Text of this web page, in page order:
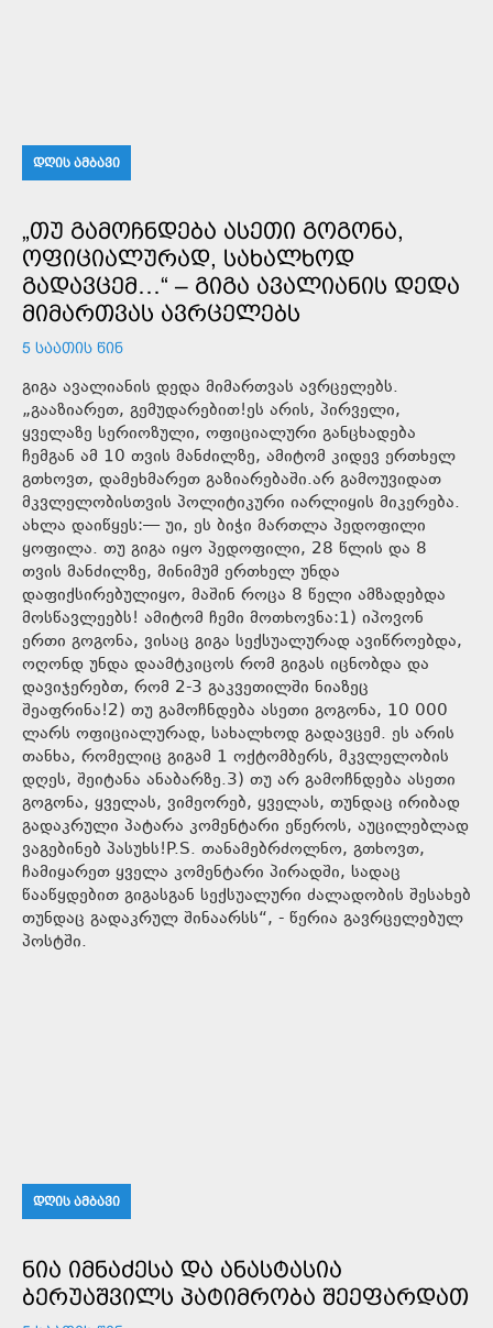
ᲓᲦᲘᲡ ᲐᲛᲑᲐᲕᲘ
„ᲗᲣ ᲒᲐᲛᲝᲩᲜᲓᲔᲑᲐ ᲐᲡᲔᲗᲘ ᲒᲝᲒᲝᲜᲐ,
ᲝᲤᲘᲪᲘᲐᲚᲣᲠᲐᲓ, ᲡᲐᲮᲐᲚᲮᲝᲓ
ᲒᲐᲓᲐᲕᲪᲔᲛ…“ – ᲒᲘᲒᲐ ᲐᲕᲐᲚᲘᲐᲜᲘᲡ ᲓᲔᲓᲐ
ᲛᲘᲛᲐᲠᲗᲕᲐᲡ ᲐᲕᲠᲪᲔᲚᲔᲑᲡ
5 ᲡᲐᲐᲗᲘᲡ ᲬᲘᲜ
გიგა ავალიანის დედა მიმართვას ავრცელებს.
„გააზიარეთ, გემუდარებით!ეს არის, პირველი,
ყველაზე სერიოზული, ოფიციალური განცხადება
ჩემგან ამ 10 თვის მანძილზე, ამიტომ კიდევ ერთხელ
გთხოვთ, დამეხმარეთ გაზიარებაში.არ გამოუვიდათ
მკვლელობისთვის პოლიტიკური იარლიყის მიკერება.
ახლა დაიწყეს:— უი, ეს ბიჭი მართლა პედოფილი
ყოფილა. თუ გიგა იყო პედოფილი, 28 წლის და 8
თვის მანძილზე, მინიმუმ ერთხელ უნდა
დაფიქსირებულიყო, მაშინ როცა 8 წელი ამზადებდა
მოსწავლეებს! ამიტომ ჩემი მოთხოვნა:1) იპოვონ
ერთი გოგონა, ვისაც გიგა სექსუალურად ავიწროებდა,
ოღონდ უნდა დაამტკიცოს რომ გიგას იცნობდა და
დავიჯერებთ, რომ 2-3 გაკვეთილში ნიაზეც
შეაფრინა!2) თუ გამოჩნდება ასეთი გოგონა, 10 000
ლარს ოფიციალურად, სახალხოდ გადავცემ. ეს არის
თანხა, რომელიც გიგამ 1 ოქტომბერს, მკვლელობის
დღეს, შეიტანა ანაბარზე.3) თუ არ გამოჩნდება ასეთი
გოგონა, ყველას, ვიმეორებ, ყველას, თუნდაც ირიბად
გადაკრული პატარა კომენტარი ეწეროს, აუცილებლად
ვაგებინებ პასუხს!P.S. თანამებრძოლნო, გთხოვთ,
ჩამიყარეთ ყველა კომენტარი პირადში, სადაც
წააწყდებით გიგასგან სექსუალური ძალადობის შესახებ
თუნდაც გადაკრულ შინაარსს“, - წერია გავრცელებულ
პოსტში.
ᲓᲦᲘᲡ ᲐᲛᲑᲐᲕᲘ
ᲜᲘᲐ ᲘᲛᲜᲐᲫᲔᲡᲐ ᲓᲐ ᲐᲜᲐᲡᲢᲐᲡᲘᲐ
ᲑᲔᲠᲣᲐᲨᲕᲘᲚᲡ ᲞᲐᲢᲘᲛᲠᲝᲑᲐ ᲨᲔᲔᲤᲐᲠᲓᲐᲗ